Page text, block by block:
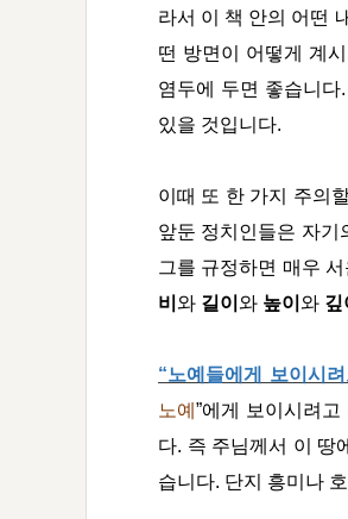
라서 이 책 안의 어떤
떤 방면이 어떻게 계
염두에 두면 좋습니
있을 것입니다.
이때 또 한 가지 주의
앞둔 정치인들은 자기
그를 규정하면 매우
비 와 길이 와 높이 와 깊
“노예들에게 보이시려
노예 ”에게 보이시려고
다. 즉 주님께서 이 땅
습니다. 단지 흥미나